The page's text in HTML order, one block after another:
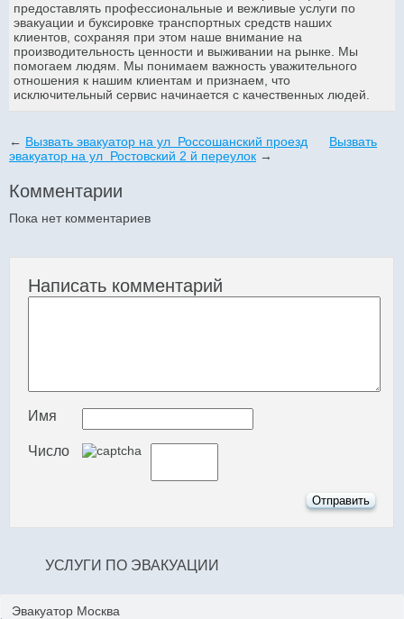
предоставлять профессиональные и вежливые услуги по
эвакуации и буксировке транспортных средств наших
клиентов, сохраняя при этом наше внимание на
производительность ценности и выживании на рынке. Мы
помогаем людям. Мы понимаем важность уважительного
отношения к нашим клиентам и признаем, что
исключительный сервис начинается с качественных людей.
← Вызвать эвакуатор на ул Россошанский проезд
Вызвать
эвакуатор на ул Ростовский 2 й переулок →
Комментарии
Пока нет комментариев
Написать комментарий
Имя
Число
УСЛУГИ ПО ЭВАКУАЦИИ
Эвакуатор Москва